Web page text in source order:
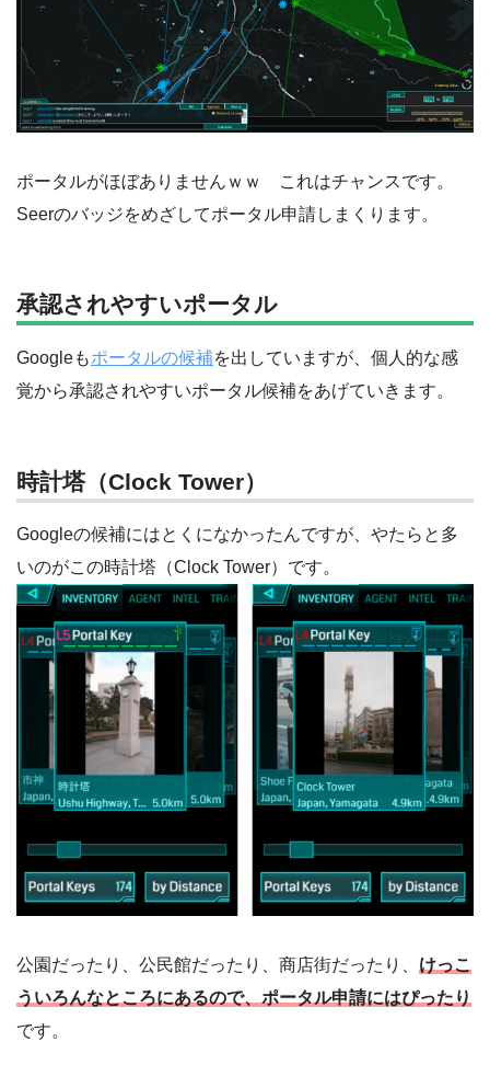
ポータルがほぼありませんｗｗ これはチャンスです。
Seerのバッジをめざしてポータル申請しまくります。
承認されやすいポータル
Googleもポータルの候補を出していますが、個人的な感
覚から承認されやすいポータル候補をあげていきます。
時計塔（Clock Tower）
Googleの候補にはとくになかったんですが、やたらと多
いのがこの時計塔（Clock Tower）です。
公園だったり、公民館だったり、商店街だったり、 けっこ
ういろんなところにあるので、ポータル申請にはぴったり
です。